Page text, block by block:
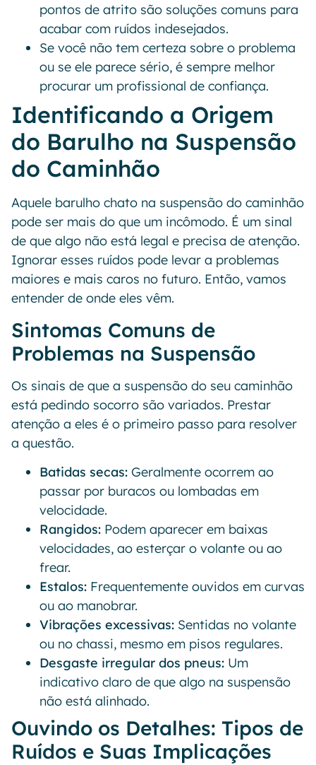
pontos de atrito são soluções comuns para
acabar com ruídos indesejados.
Se você não tem certeza sobre o problema
ou se ele parece sério, é sempre melhor
procurar um profissional de confiança.
Identificando a Origem
do Barulho na Suspensão
do Caminhão
Aquele barulho chato na suspensão do caminhão
pode ser mais do que um incômodo. É um sinal
de que algo não está legal e precisa de atenção.
Ignorar esses ruídos pode levar a problemas
maiores e mais caros no futuro. Então, vamos
entender de onde eles vêm.
Sintomas Comuns de
Problemas na Suspensão
Os sinais de que a suspensão do seu caminhão
está pedindo socorro são variados. Prestar
atenção a eles é o primeiro passo para resolver
a questão.
Batidas secas: Geralmente ocorrem ao
passar por buracos ou lombadas em
velocidade.
Rangidos: Podem aparecer em baixas
velocidades, ao esterçar o volante ou ao
frear.
Estalos: Frequentemente ouvidos em curvas
ou ao manobrar.
Vibrações excessivas: Sentidas no volante
ou no chassi, mesmo em pisos regulares.
Desgaste irregular dos pneus: Um
indicativo claro de que algo na suspensão
não está alinhado.
Ouvindo os Detalhes: Tipos de
Ruídos e Suas Implicações